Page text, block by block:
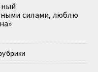
силами, люблю